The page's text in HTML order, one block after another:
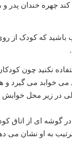
خندان پدر و
که کودک از
.
نکنید چون
خوابد می گیرد
در زیر محل
ای از اتاق
به او نشان می